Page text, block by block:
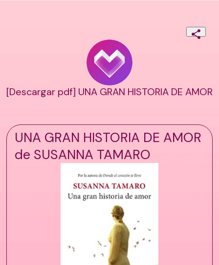
[Descargar pdf] UNA GRAN HISTORIA DE AMOR
UNA GRAN HISTORIA DE AMOR
de SUSANNA TAMARO